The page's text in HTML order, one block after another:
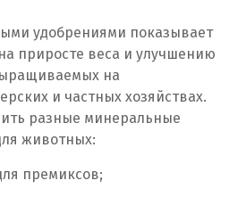
удобрениями показывает
приросте веса и улучшению
на
и частных хозяйствах.
разные минеральные
животных:
премиксов;